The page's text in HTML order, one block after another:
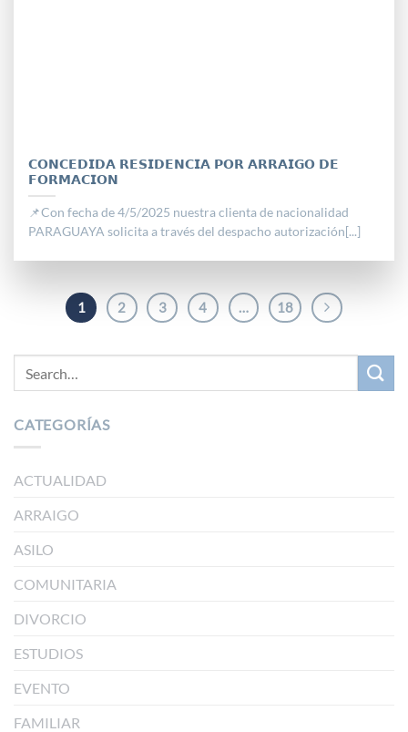
𝗖𝗢𝗡𝗖𝗘𝗗𝗜𝗗𝗔 𝗥𝗘𝗦𝗜𝗗𝗘𝗡𝗖𝗜𝗔 𝗣𝗢𝗥 𝗔𝗥𝗥𝗔𝗜𝗚𝗢 𝗗𝗘
𝗙𝗢𝗥𝗠𝗔𝗖𝗜𝗢𝗡
📌Con fecha de 4/5/2025 nuestra clienta de nacionalidad
PARAGUAYA solicita a través del despacho autorización[...]
1 2 3 4 … 18
CATEGORÍAS
ACTUALIDAD
ARRAIGO
ASILO
COMUNITARIA
DIVORCIO
ESTUDIOS
EVENTO
FAMILIAR